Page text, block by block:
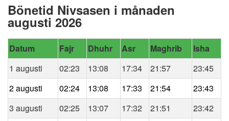
Bönetid Nivsasen i månaden
augusti 2026
Datum Fajr Dhuhr Asr Maghrib
Isha
1 augusti
02:23 13:08 17:34 21:57
23:45
2 augusti
02:24 13:08 17:33 21:54
23:43
3 augusti
02:25 13:07 17:32 21:51
23:42